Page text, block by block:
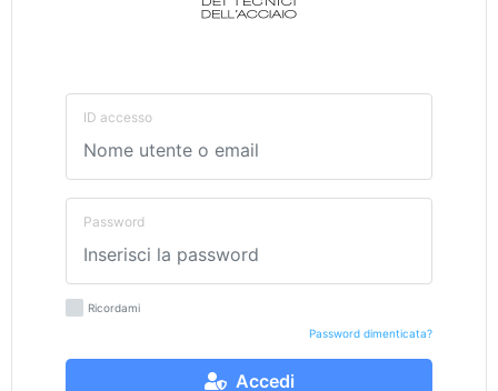
ID accesso
Password
Ricordami
Password dimenticata?
Accedi